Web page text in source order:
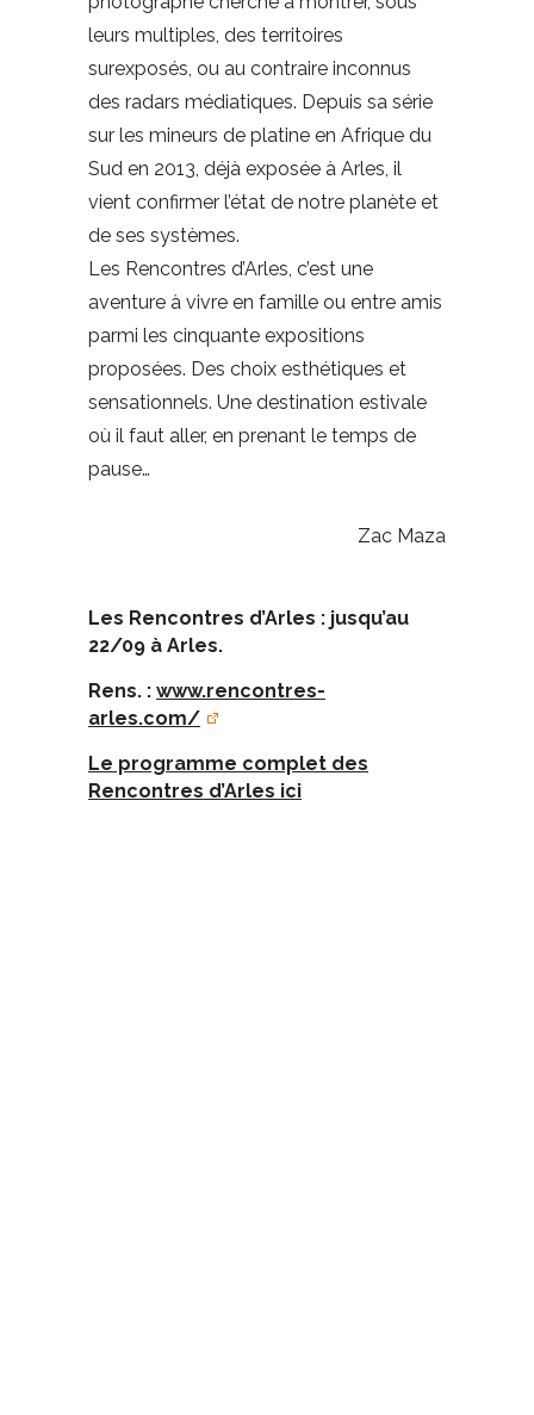
leurs multiples, des territoires
surexposés, ou au contraire inconnus
des radars médiatiques. Depuis sa série
sur les mineurs de platine en Afrique du
Sud en 2013, déjà exposée à Arles, il
vient confirmer l’état de notre planète et
de ses systèmes.
Les Rencontres d’Arles, c’est une
aventure à vivre en famille ou entre amis
parmi les cinquante expositions
proposées. Des choix esthétiques et
sensationnels. Une destination estivale
où il faut aller, en prenant le temps de
pause…
Zac Maza
Les Rencontres d’Arles : jusqu’au
22/09 à Arles.
Rens. : www.rencontres-
arles.com/
Le programme complet des
Rencontres d’Arles ici